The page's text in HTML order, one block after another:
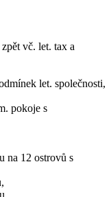
vč. let. tax a
let. společnosti,
pokoje s
na 12 ostrovů s